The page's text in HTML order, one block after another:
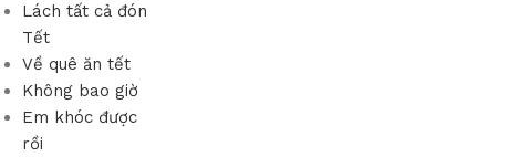
Lách tất cả đón
Tết
Về quê ăn tết
Không bao giờ
Em khóc được
rồi